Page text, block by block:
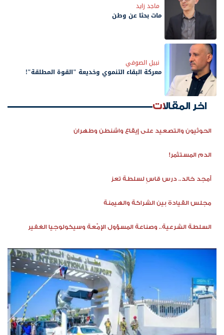
ماجد زايد
مات بحثًا عن وطن
نبيل الصوفي
معركة البقاء التنموي وخديعة "القوة المطلقة"!
اخر المقالات
الحوثيون والتصعيد على إيقاع واشنطن وطهران
الدم المستثمر!
أمجد خالد.. درس قاسٍ لسلطة تعز
مجلس القيادة بين الشراكة والهيمنة
السلطة الشرعية.. وصناعة المسؤول الإمّعة وسيكولوجيا الغفير